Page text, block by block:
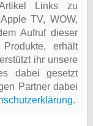
Links zu
TV, WOW,
Aufruf dieser
erhält
ihr unsere
dabei gesetzt
Partner dabei
.